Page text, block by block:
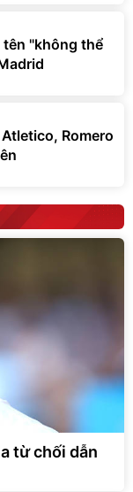
"không thể
Romero
từ chối dẫn